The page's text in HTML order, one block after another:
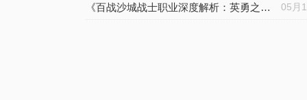
05月
《百战沙城战士职业深度解析：英勇之选，战无不胜》